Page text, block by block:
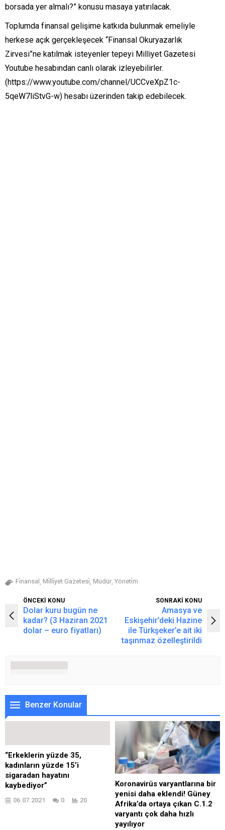
borsada yer almalı?” konusu masaya yatırılacak.
Toplumda finansal gelişime katkıda bulunmak emeliyle
herkese açık gerçekleşecek “Finansal Okuryazarlık
Zirvesi”ne katılmak isteyenler tepeyi Milliyet Gazetesi
Youtube hesabından canlı olarak izleyebilirler.
(https://www.youtube.com/channel/UCCveXpZ1c-
5qeW7liStvG-w) hesabı üzerinden takip edebilecek.
Fi̇nansal , Mi̇lli̇yet Gazetesi̇, Müdür, Yöneti̇m
ÖNCEKİ KONU
Dolar kuru bugün ne
kadar? (3 Haziran 2021
dolar – euro fiyatları)
SONRAKİ KONU
Amasya ve
Eskişehir’deki Hazine
ile Türkşeker’e ait iki
taşınmaz özelleştirildi
Benzer Konular
“Erkeklerin yüzde 35,
kadınların yüzde 15’i
sigaradan hayatını
kaybediyor”
06.07.2021 0 20
Koronavirüs varyantlarına bir
yenisi daha eklendi! Güney
Afrika’da ortaya çıkan C.1.2
varyantı çok daha hızlı
yayılıyor